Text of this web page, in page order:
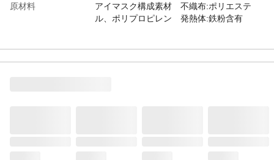
原材料
アイマスク構成素材 不織布:ポリエステ
ル、ポリプロピレン 発熱体:鉄粉含有